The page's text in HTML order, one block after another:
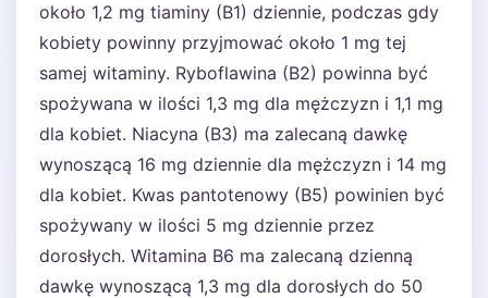
około 1,2 mg tiaminy (B1) dziennie, podczas gdy
kobiety powinny przyjmować około 1 mg tej
samej witaminy. Ryboflawina (B2) powinna być
spożywana w ilości 1,3 mg dla mężczyzn i 1,1 mg
dla kobiet. Niacyna (B3) ma zalecaną dawkę
wynoszącą 16 mg dziennie dla mężczyzn i 14 mg
dla kobiet. Kwas pantotenowy (B5) powinien być
spożywany w ilości 5 mg dziennie przez
dorosłych. Witamina B6 ma zalecaną dzienną
dawkę wynoszącą 1,3 mg dla dorosłych do 50